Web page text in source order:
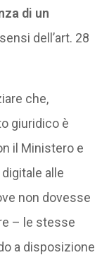
di un
dell’art. 28
che,
giuridico è
il Ministero e
alle
non dovesse
– le stesse
a disposizione